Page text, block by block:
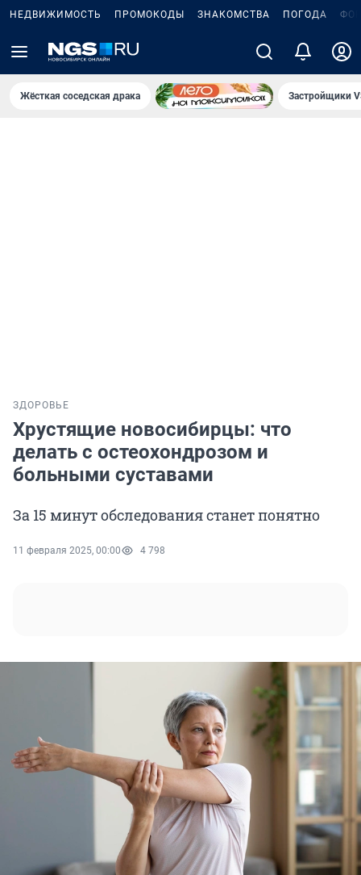
НЕДВИЖИМОСТЬ ПРОМОКОДЫ ЗНАКОМСТВА ПОГОДА
Жёсткая соседская драка Застройщики
ЗДОРОВЬЕ
Хрустящие новосибирцы: что
делать с остеохондрозом и
больными суставами
За 15 минут обследования станет понятно
11 февраля 2025, 00:00 4 798